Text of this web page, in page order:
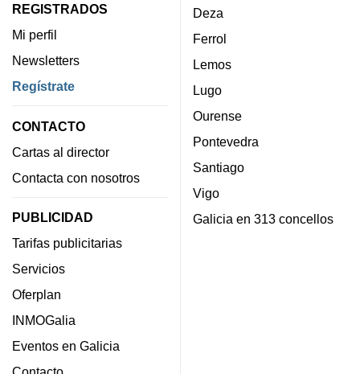
REGISTRADOS
Mi perfil
Newsletters
Regístrate
CONTACTO
Cartas al director
Contacta con nosotros
PUBLICIDAD
Tarifas publicitarias
Servicios
Oferplan
INMOGalia
Eventos en Galicia
Deza
Ferrol
Lemos
Lugo
Ourense
Pontevedra
Santiago
Vigo
Galicia en 313 concellos